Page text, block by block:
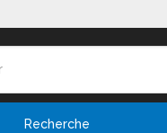
Recherche